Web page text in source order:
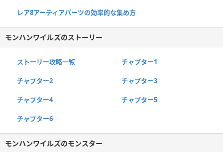
レア8アーティアパーツの効率的な集め方
モンハンワイルズのストーリー
ストーリー攻略一覧 チャプター1
チャプター2 チャプター3
チャプター4 チャプター5
チャプター6
モンハンワイルズのモンスター